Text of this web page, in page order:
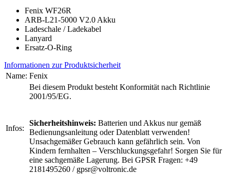
Fenix WF26R
ARB-L21-5000 V2.0 Akku
Ladeschale / Ladekabel
Lanyard
Ersatz-O-Ring
Informationen zur Produktsicherheit
Name: Fenix
Infos:
Bei diesem Produkt besteht Konformität nach Richtlinie
2001/95/EG.
Sicherheitshinweis: Batterien und Akkus nur gemäß
Bedienungsanleitung oder Datenblatt verwenden!
Unsachgemäßer Gebrauch kann gefährlich sein. Von
Kindern fernhalten – Verschluckungsgefahr! Sorgen Sie für
eine sachgemäße Lagerung. Bei GPSR Fragen: +49
2181495260 / gpsr@voltronic.de